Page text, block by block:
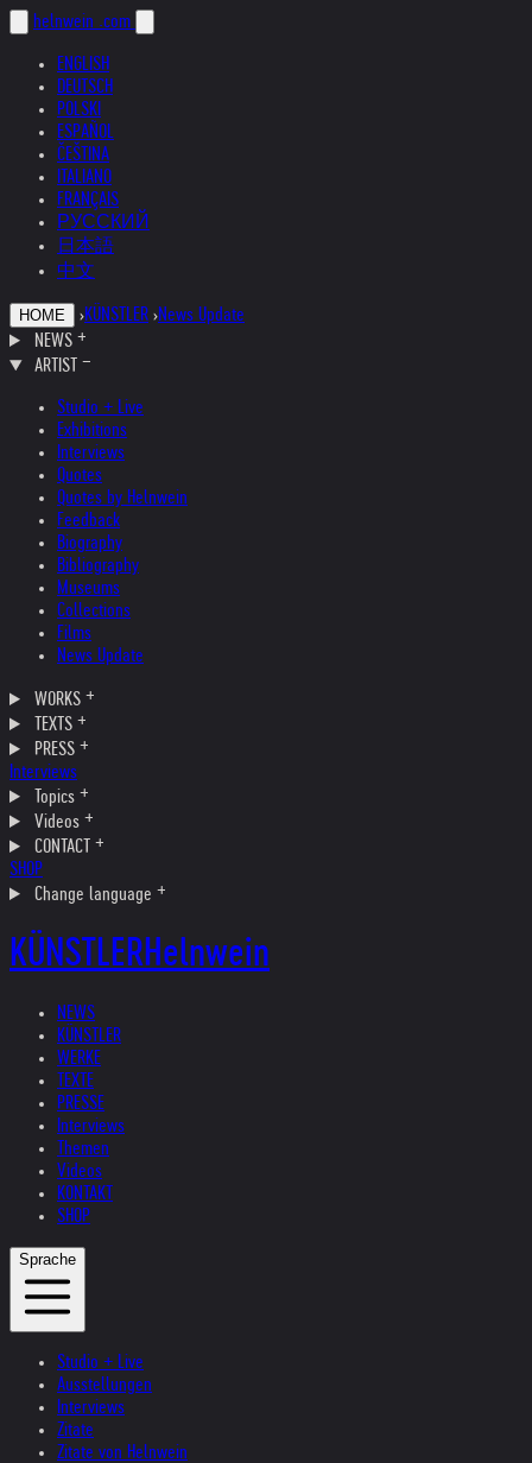
helnwein .com
ENGLISH
DEUTSCH
POLSKI
ESPAÑOL
ČEŠTINA
ITALIANO
FRANÇAIS
РУССКИЙ
日本語
中文
HOME ›KÜNSTLER ›News Update
NEWS
ARTIST
Studio + Live
Exhibitions
Interviews
Quotes
Quotes by Helnwein
Feedback
Biography
Bibliography
Museums
Collections
Films
News Update
WORKS
TEXTS
PRESS
Interviews
Topics
Videos
CONTACT
SHOP
Change language
KÜNSTLERHelnwein
NEWS
KÜNSTLER
WERKE
TEXTE
PRESSE
Interviews
Themen
Videos
KONTAKT
SHOP
Sprache
Studio + Live
Ausstellungen
Interviews
Zitate
Zitate von Helnwein